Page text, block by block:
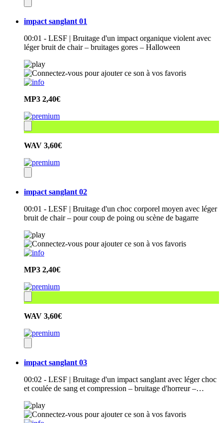
impact sanglant 01
00:01 - LESF | Bruitage d'un impact organique violent avec
léger bruit de chair – bruitages gores – Halloween
MP3 2,40€
WAV 3,60€
impact sanglant 02
00:01 - LESF | Bruitage d'un choc corporel moyen avec léger
bruit de chair – pour coup de poing ou scène de bagarre
MP3 2,40€
WAV 3,60€
impact sanglant 03
00:02 - LESF | Bruitage d'un impact sanglant avec léger choc
et coulée de sang et compression – bruitage d'horreur –…